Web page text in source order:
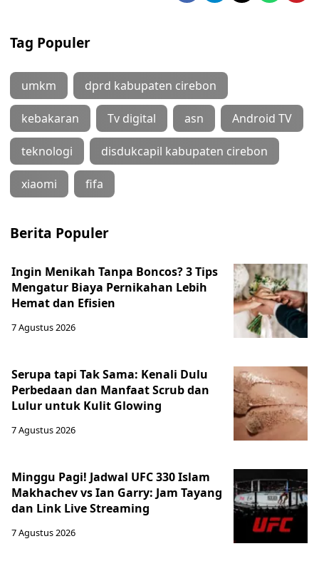
Tag Populer
umkm dprd kabupaten cirebon
kebakaran Tv digital asn Android TV
teknologi disdukcapil kabupaten cirebon
xiaomi fifa
Berita Populer
Ingin Menikah Tanpa Boncos? 3 Tips
Mengatur Biaya Pernikahan Lebih
Hemat dan Efisien
7 Agustus 2026
Serupa tapi Tak Sama: Kenali Dulu
Perbedaan dan Manfaat Scrub dan
Lulur untuk Kulit Glowing
7 Agustus 2026
Minggu Pagi! Jadwal UFC 330 Islam
Makhachev vs Ian Garry: Jam Tayang
dan Link Live Streaming
7 Agustus 2026